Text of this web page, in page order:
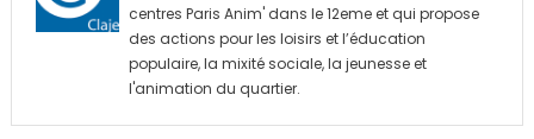
centres Paris Anim' dans le 12eme et qui propose
des actions pour les loisirs et l’éducation
populaire, la mixité sociale, la jeunesse et
l'animation du quartier.